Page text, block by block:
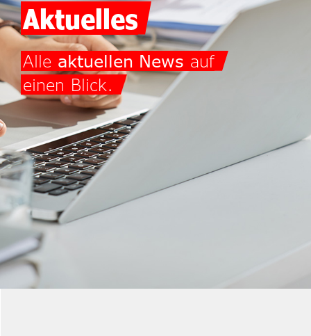
Aktuelles
Alle aktuellen News auf
einen Blick.